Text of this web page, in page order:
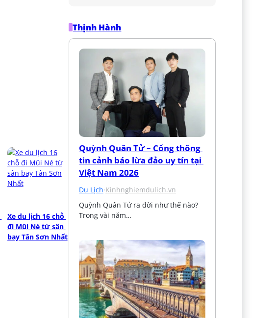
Xe du lịch 16 chỗ
đi Mũi Né từ sân
bay Tân Sơn Nhất
Thịnh Hành
Quỳnh Quân Tử – Cổng thông
tin cảnh báo lừa đảo uy tín tại
Việt Nam 2026
Du Lịch·Kinhnghiemdulich.vn
Quỳnh Quân Tử ra đời như thế nào?
Trong vài năm…